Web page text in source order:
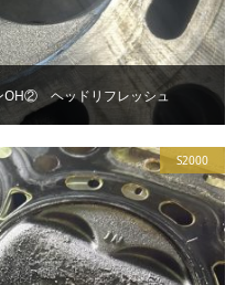
OH② ヘッドリフレッシュ
S2000